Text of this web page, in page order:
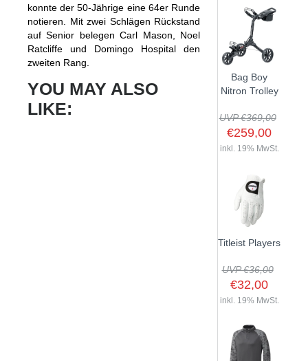
konnte der 50-Jährige eine 64er Runde
notieren. Mit zwei Schlägen Rückstand
auf Senior belegen Carl Mason, Noel
Ratcliffe und Domingo Hospital den
zweiten Rang.
YOU MAY ALSO
LIKE:
Bag Boy
Nitron Trolley
UVP €369,00
€259,00
inkl. 19% MwSt.
Titleist Players
UVP €36,00
€32,00
inkl. 19% MwSt.